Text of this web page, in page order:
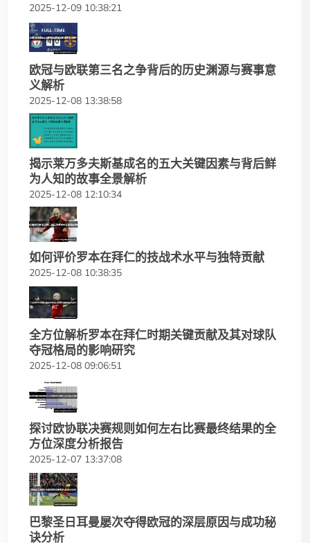
2025-12-09 10:38:21
欧冠与欧联第三名之争背后的历史渊源与赛事意
义解析
2025-12-08 13:38:58
揭示莱万多夫斯基成名的五大关键因素与背后鲜
为人知的故事全景解析
2025-12-08 12:10:34
如何评价罗本在拜仁的技战术水平与独特贡献
2025-12-08 10:38:35
全方位解析罗本在拜仁时期关键贡献及其对球队
夺冠格局的影响研究
2025-12-08 09:06:51
探讨欧协联决赛规则如何左右比赛最终结果的全
方位深度分析报告
2025-12-07 13:37:08
巴黎圣日耳曼屡次夺得欧冠的深层原因与成功秘
诀分析